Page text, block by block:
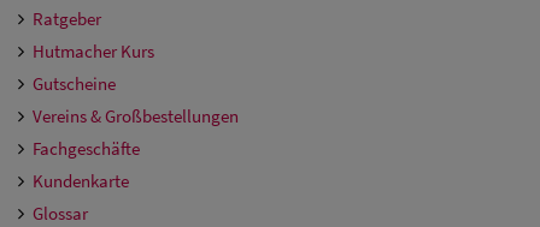
Ratgeber
Hutmacher Kurs
Gutscheine
Vereins & Großbestellungen
Fachgeschäfte
Kundenkarte
Glossar